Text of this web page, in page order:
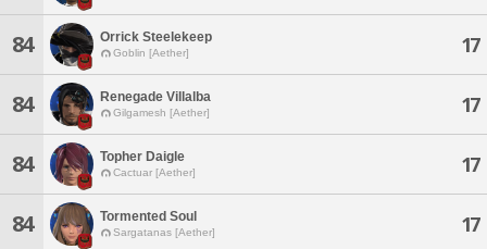
84 Orrick Steelekeep
Goblin [Aether] 17
84 Renegade Villalba
Gilgamesh [Aether] 17
84 Topher Daigle
Cactuar [Aether] 17
84 Tormented Soul
Sargatanas [Aether] 17